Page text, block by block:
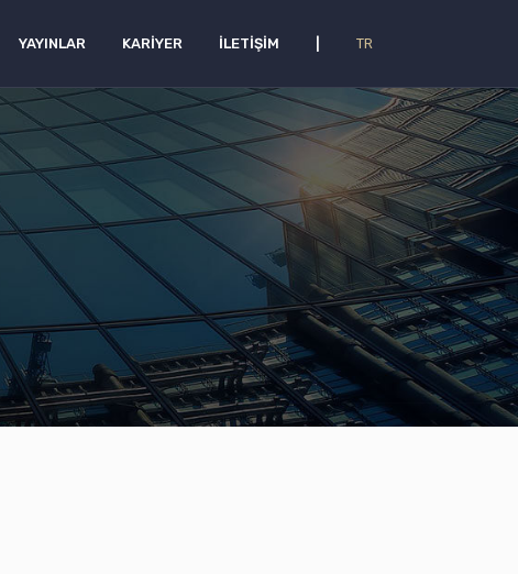
YAYINLAR KARIYER İLETIŞIM TR